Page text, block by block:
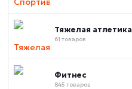
Тяжелая атлетика
61 товаров
Фитнес
845 товаров